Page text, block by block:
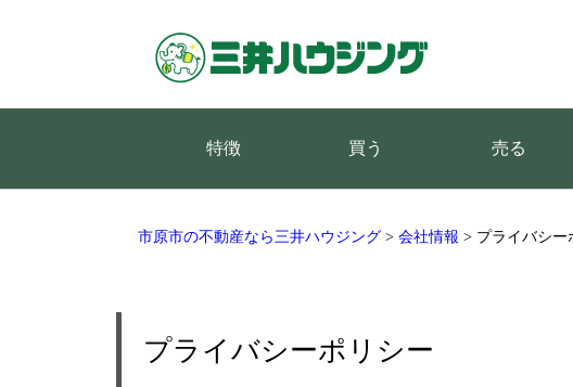
特徴 買う 売る
市原市の不動産なら三井ハウジング > 会社情報 > プライバシー
プライバシーポリシー